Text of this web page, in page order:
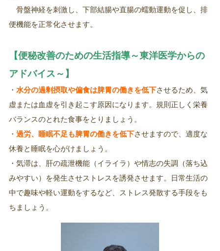
骨盤神経を刺激し、下部結腸や直腸の蠕動運動を促し、排
便機能を正常化させます。
【便秘改善のための生活指導～東洋医学からの
アドバイス～】
・ 水分の過剰摂取や偏食は脾胃の働きを低下させるため、気
虚または血虚を引き起こす原因になります。規則正しく栄養
バランスのとれた食事をとりましょう。
・ 過労、睡眠不足も脾胃の働きを低下させますので、適度な
休養と睡眠を心がけましょう。
・気滞は、肝の疏泄機能（イライラ）や情志の失調（落ち込
みやすい）を発生させストレスを誘発させます。
日常生活の
中で趣味や軽い運動をするなど、ストレス発散する手段をも
ちましょう。